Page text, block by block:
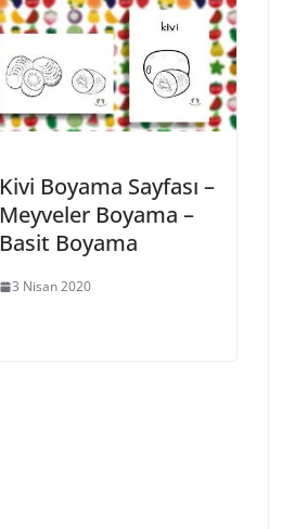
Kivi Boyama Sayfası –
Meyveler Boyama –
Basit Boyama
3 Nisan 2020